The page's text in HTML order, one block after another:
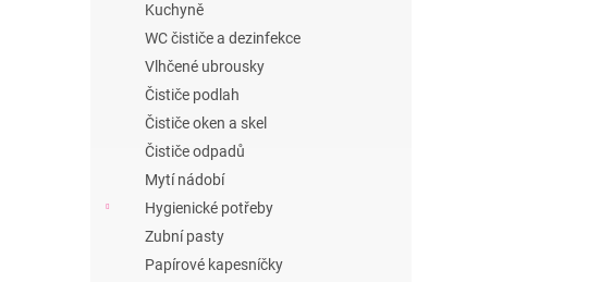
Kuchyně
WC čističe a dezinfekce
Vlhčené ubrousky
Čističe podlah
Čističe oken a skel
Čističe odpadů
Mytí nádobí
Hygienické potřeby
Zubní pasty
Papírové kapesníčky